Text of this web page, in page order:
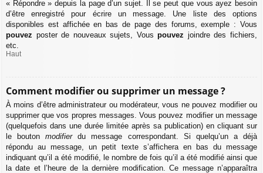
« Répondre » depuis la page d’un sujet. Il se peut que vous ayez besoin
d’être enregistré pour écrire un message. Une liste des options
disponibles est affichée en bas de page des forums, exemple : Vous
pouvez poster de nouveaux sujets, Vouspouvez joindre des fichiers,
etc.
Haut
Comment modifier ou supprimer un message ?
À moins d’être administrateur ou modérateur, vous ne pouvez modifier ou
supprimer que vos propres messages. Vous pouvez modifier un message
(quelquefois dans une durée limitée après sa publication) en cliquant sur
le boutonmodifierdu message correspondant. Si quelqu’un a déjà
répondu au message, un petit texte s’affichera en bas du message
indiquant qu’il a été modifié, le nombre de fois qu’il a été modifié ainsi que
la date et l’heure de la dernière modification. Ce message n’apparaîtra